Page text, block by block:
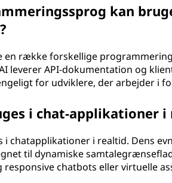
kan
en række forskellige
leverer API-dokumentation og
for udviklere, der arbejder i
i chat-applikationer
i chatapplikationer i realtid. Dens
til dynamiske
chatbots eller virtuelle